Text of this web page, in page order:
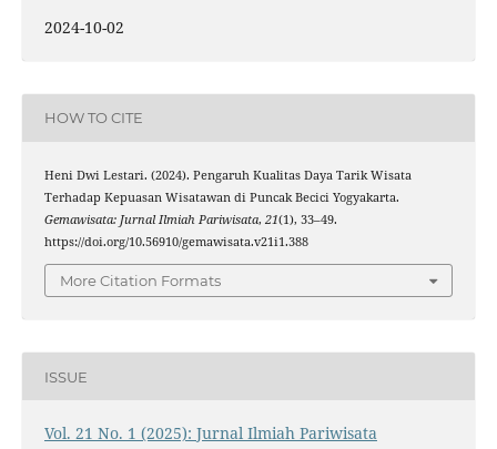
2024-10-02
HOW TO CITE
Heni Dwi Lestari. (2024). Pengaruh Kualitas Daya Tarik Wisata
Terhadap Kepuasan Wisatawan di Puncak Becici Yogyakarta.
Gemawisata: Jurnal Ilmiah Pariwisata, 21(1), 33–49.
https://doi.org/10.56910/gemawisata.v21i1.388
More Citation Formats
ISSUE
Vol. 21 No. 1 (2025): Jurnal Ilmiah Pariwisata